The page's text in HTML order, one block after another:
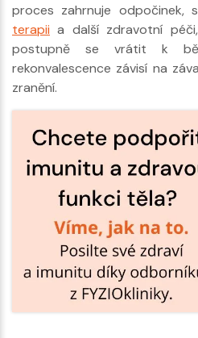
proces zahrnuje odpočinek,
terapii a další zdravotní
postupně se vrátit k
rekonvalescence závisí na
zranění.